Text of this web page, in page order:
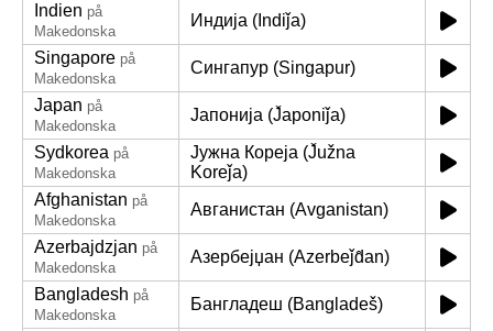
Indien på
Makedonska
Индија (Indiǰa)
Singapore på
Makedonska
Сингапур (Singapur)
Japan på
Makedonska
Јапонија (J̌aponiǰa)
Sydkorea på
Makedonska
Јужна Кореја (J̌užna
Koreǰa)
Afghanistan på
Makedonska
Авганистан (Avganistan)
Azerbajdzjan på
Makedonska
Азербејџан (Azerbeǰd̂an)
Bangladesh på
Makedonska
Бангладеш (Bangladeš)